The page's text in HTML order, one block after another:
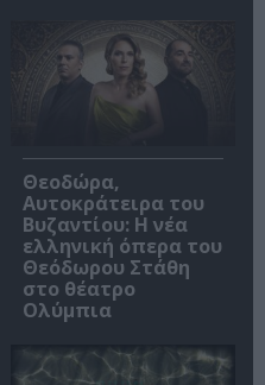
Θεοδώρα,
Αυτοκράτειρα του
Βυζαντίου: Η νέα
ελληνική όπερα του
Θεόδωρου Στάθη
στο θέατρο
Ολύμπια